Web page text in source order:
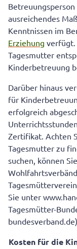
ausreichendes
Kenntnissen im
Erziehung verfügt.
Tagesmutter
Kinderbetreuung
Darüber hinaus
für
erfolgreich
Zertifikat. Achten
Tagesmutter zu
suchen, können
Sie unter
Tagesmütter-
Kosten für die